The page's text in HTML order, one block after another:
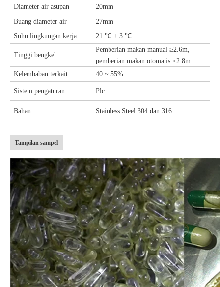
Diameter air asupan
20mm
Buang diameter air
27mm
Suhu lingkungan kerja
21 ℃ ± 3 ℃
Tinggi bengkel
Pemberian makan manual ≥2.6m,
pemberian makan otomatis ≥2.8m
Kelembaban terkait
40 ~ 55%
Sistem pengaturan Plc
Bahan Stainless Steel 304 dan 316.
Tampilan sampel